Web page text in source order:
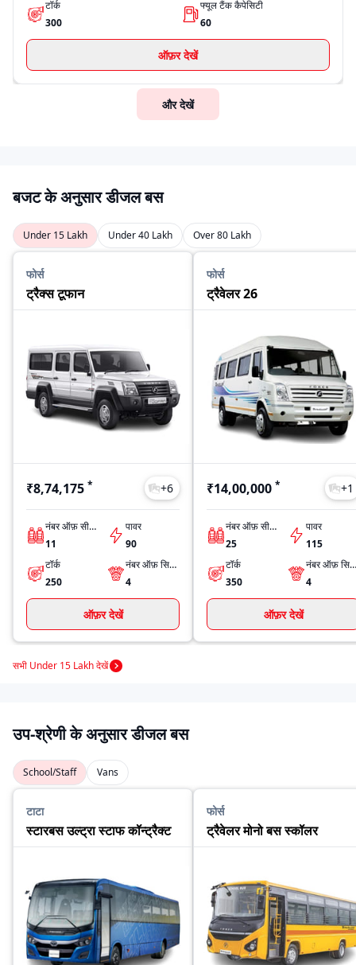
टॉर्क
300
फ्यूल टैंक कैपेसिटी
60
ऑफ़र देखें
और देखें
बजट के अनुसार डीजल बस
Under 15 Lakh Under 40 Lakh Over 80 Lakh
फोर्स
ट्रैक्स टूफान
₹8,74,175 * +6
नंबर ऑफ़ सीट्स
11
पावर
90
टॉर्क
250
नंबर ऑफ़ सिलिंडर्स
4
ऑफ़र देखें
फोर्स
ट्रैवेलर 26
₹14,00,000 * +1
नंबर ऑफ़ सीट्स
25
पावर
115
टॉर्क
350
नंबर ऑफ़ सिलिंडर्स
4
ऑफ़र देखें
सभी Under 15 Lakh देखें
उप-श्रेणी के अनुसार डीजल बस
School/Staff Vans
टाटा
स्टारबस उल्ट्रा स्टाफ कॉन्ट्रैक्ट
फोर्स
ट्रैवेलर मोनो बस स्कॉलर